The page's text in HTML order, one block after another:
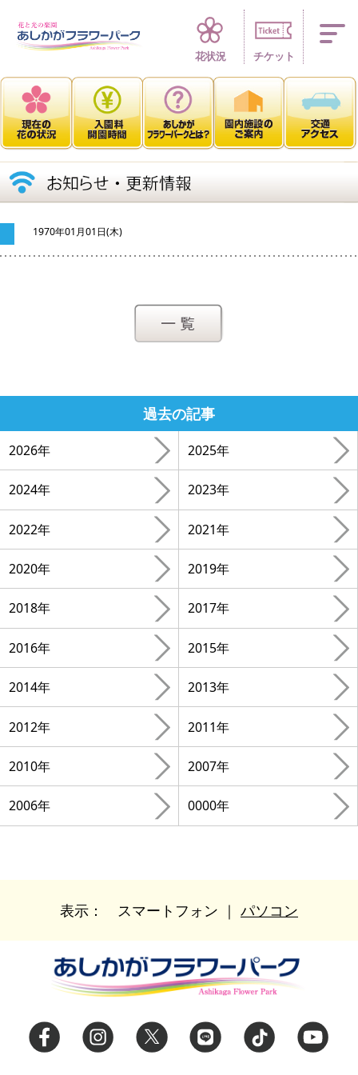
四季折々 花の
花状況 チケット
1970年01月01日(木)
過去の記事
2026年 2025年
2024年 2023年
2022年 2021年
2020年 2019年
2018年 2017年
2016年 2015年
2014年 2013年
2012年 2011年
2010年 2007年
2006年 0000年
表示： スマートフォン ｜ パソコン